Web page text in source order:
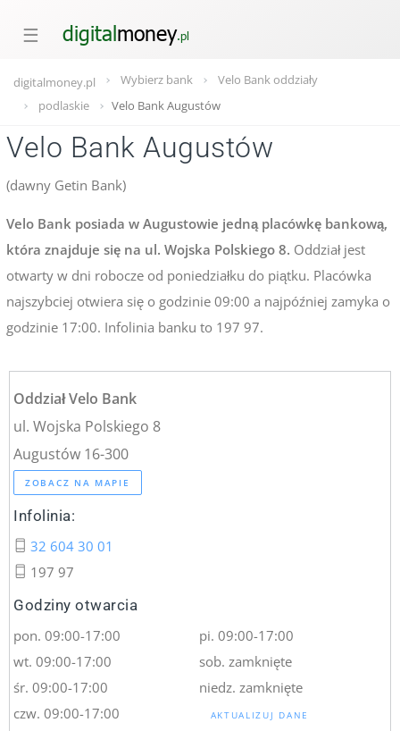
☰
digitalmoney.pl Wybierz bank
Velo Bank oddziały
podlaskie
Velo Bank Augustów
Velo Bank Augustów
(dawny Getin Bank)
Velo Bank posiada w Augustowie jedną placówkę bankową,
która znajduje się na ul. Wojska Polskiego 8. Oddział jest
otwarty w dni robocze od poniedziałku do piątku. Placówka
najszybciej otwiera się o godzinie 09:00 a najpóźniej zamyka o
godzinie 17:00. Infolinia banku to 197 97.
Oddział Velo Bank
ul. Wojska Polskiego 8
Augustów 16-300
ZOBACZ NA MAPIE
Infolinia:
32 604 30 01
197 97
Godziny otwarcia
pon. 09:00-17:00
wt. 09:00-17:00
śr. 09:00-17:00
czw. 09:00-17:00
pi. 09:00-17:00
sob. zamknięte
niedz. zamknięte
AKTUALIZUJ DANE